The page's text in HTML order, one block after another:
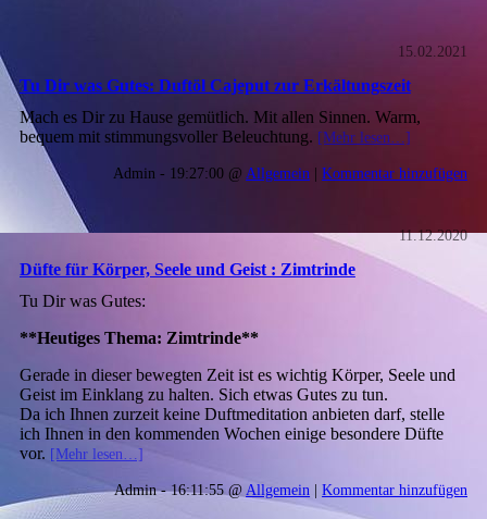
15.02.2021
Tu Dir was Gutes: Duftöl Cajeput zur Erkältungszeit
Mach es Dir zu Hause gemütlich. Mit allen Sinnen. Warm,
bequem mit stimmungsvoller Beleuchtung. [Mehr lesen…]
Admin - 19:27:00 @ Allgemein |Kommentar hinzufügen
11.12.2020
Düfte für Körper, Seele und Geist : Zimtrinde
Tu Dir was Gutes:
**Heutiges Thema: Zimtrinde**
Gerade in dieser bewegten Zeit ist es wichtig Körper, Seele und
Geist im Einklang zu halten. Sich etwas Gutes zu tun.
Da ich Ihnen zurzeit keine Duftmeditation anbieten darf, stelle
ich Ihnen in den kommenden Wochen einige besondere Düfte
vor. [Mehr lesen…]
Admin - 16:11:55 @Allgemein |Kommentar hinzufügen